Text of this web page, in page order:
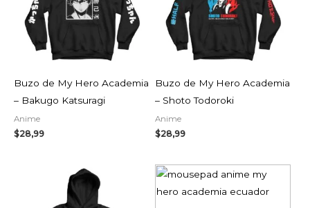
Buzo de My Hero Academia
– Bakugo Katsuragi
Anime
$28,99
Buzo de My Hero Academia
– Shoto Todoroki
Anime
$28,99
Rango
de
precios: